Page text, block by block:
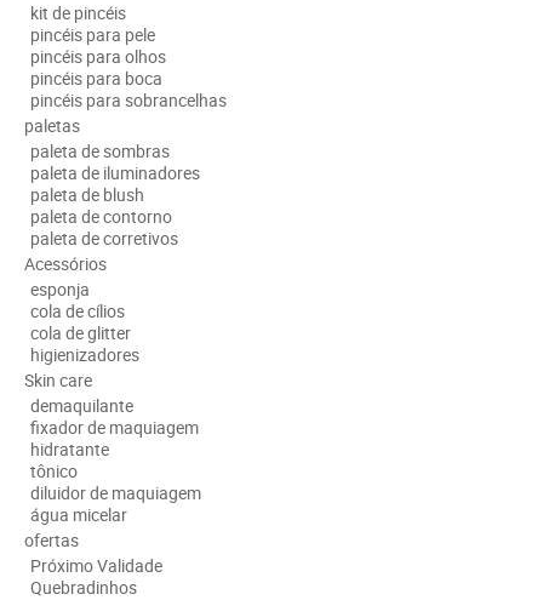
kit de pincéis
pincéis para pele
pincéis para olhos
pincéis para boca
pincéis para sobrancelhas
paletas
paleta de sombras
paleta de iluminadores
paleta de blush
paleta de contorno
paleta de corretivos
Acessórios
esponja
cola de cílios
cola de glitter
higienizadores
Skin care
demaquilante
fixador de maquiagem
hidratante
tônico
diluidor de maquiagem
água micelar
ofertas
Próximo Validade
Quebradinhos